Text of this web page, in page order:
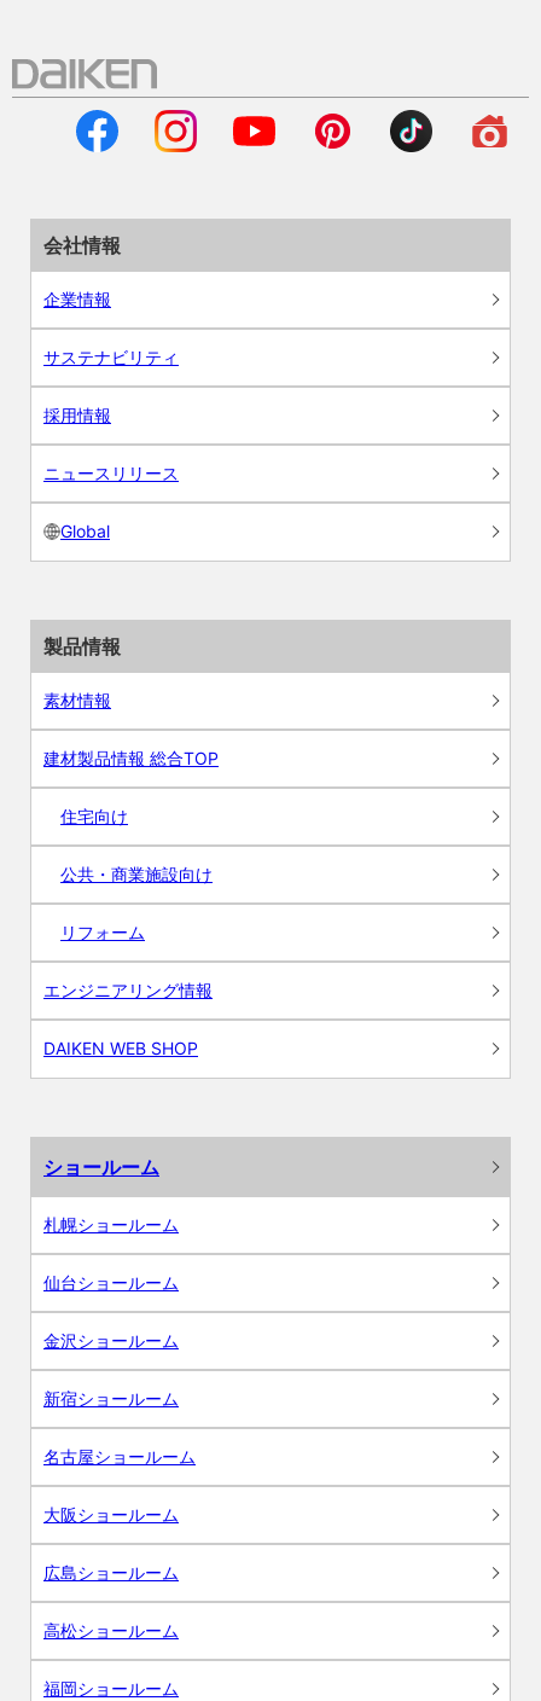
会社情報
企業情報
サステナビリティ
採用情報
ニュースリリース
Global
製品情報
素材情報
建材製品情報 総合TOP
住宅向け
公共・商業施設向け
リフォーム
エンジニアリング情報
DAIKEN WEB SHOP
ショールーム
札幌ショールーム
仙台ショールーム
金沢ショールーム
新宿ショールーム
名古屋ショールーム
大阪ショールーム
広島ショールーム
高松ショールーム
福岡ショールーム